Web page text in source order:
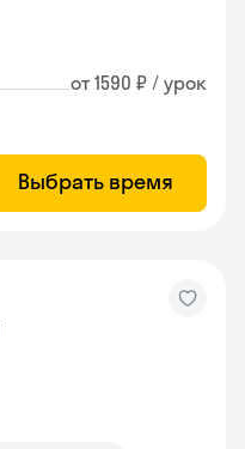
от 1590 ₽ / урок
Выбрать время